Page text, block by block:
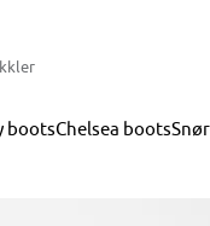
bootsChelsea boots